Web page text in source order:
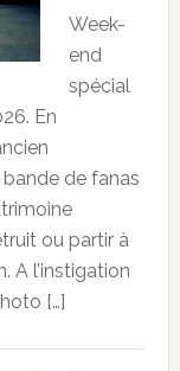
Week-
end
spécial
En
de fanas
ou partir à
A l’instigation
[…]